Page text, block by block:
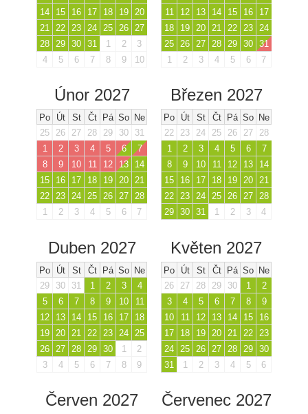
14
15 16 17 18 19 20
21 22 23 24 25 26 27
28 29 30 31 1 2
3
4
5 6 7 8 9 10
11
12 13 14 15 16
17
18
19 20 21 22 23 24
25 26 27 28 29 30 31
1
2 3 4 5 6 7
Únor 2027
Po Út St Čt Pá So Ne
25
26 27 28 29 30
31
1
2 3 4 5 6
7
8
9 10 11 12 13
14
15
16 17 18 19 20 21
22 23 24 25 26 27 28
1
2 3 4 5 6 7
Březen 2027
Po Út St Čt Pá So Ne
22
23 24 25 26 27
28
1
2 3 4 5 6
7
8
9 10 11 12 13
14
15
16 17 18 19 20 21
22 23 24 25 26 27 28
29 30 31 1 2 3 4
Duben 2027
Po Út St Čt Pá So Ne
29
30 31 1 2 3
4
5
6 7 8 9 10
11
12
13 14 15 16 17
18
19
20 21 22 23 24
25
26
27 28 29 30 1
2
3
4 5 6 7 8 9
Květen 2027
Po Út St Čt Pá So Ne
26
27 28 29 30 1
2
3
4 5 6 7 8
9
10
11 12 13 14 15
16
17
18 19 20 21 22
23
24
25 26 27 28 29 30
31
1 2 3 4 5 6
Červen 2027 Červenec 2027